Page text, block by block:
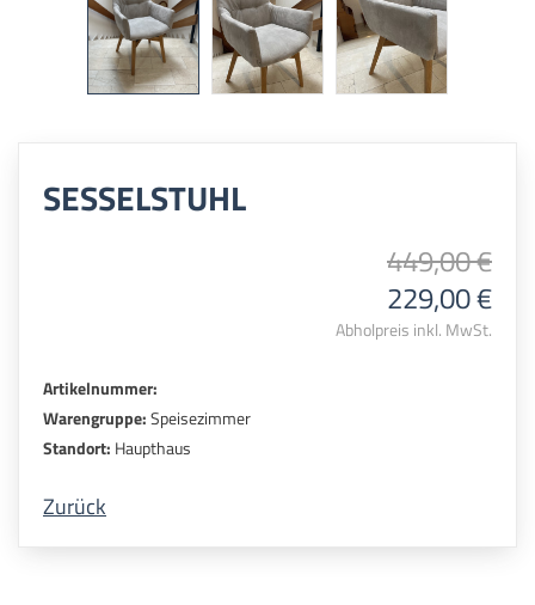
SESSELSTUHL
449,00 €
229,00 €
Abholpreis inkl. MwSt.
Artikelnummer:
Warengruppe:Speisezimmer
Standort: Haupthaus
Zurück